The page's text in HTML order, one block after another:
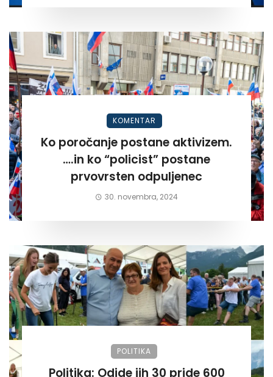
KOMENTAR
Ko poročanje postane aktivizem.
….in ko “policist” postane
prvovrsten odpuljenec
30. novembra, 2024
POLITIKA
Politika: Odide jih 30 pride 600